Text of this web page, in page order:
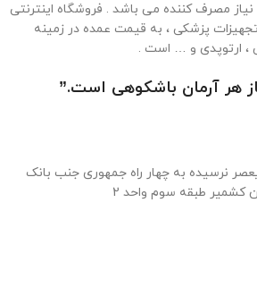
نیاز مصرف کننده می باشد . فروشگاه اینترنتی
تجهیزات پزشکی ، به قیمت عمده در زمینه
، ارتوپدی و … است .
هر آرمان باشکوهی است.”
نرسیده به چهار راه جمهوری جنب بانک